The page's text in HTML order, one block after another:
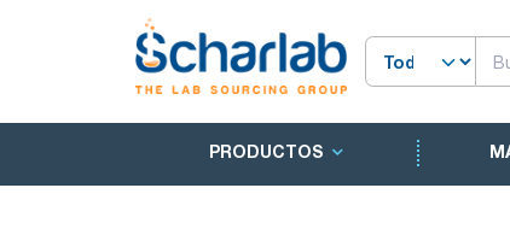
PRODUCTOS